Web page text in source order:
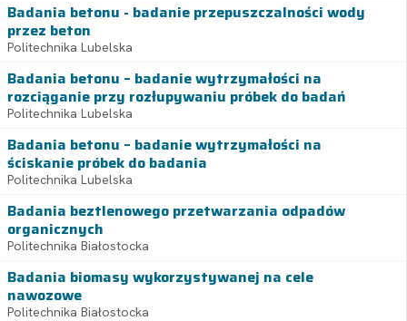
Badania betonu - badanie przepuszczalności wody
przez beton
Politechnika Lubelska
Badania betonu – badanie wytrzymałości na
rozciąganie przy rozłupywaniu próbek do badań
Politechnika Lubelska
Badania betonu – badanie wytrzymałości na
ściskanie próbek do badania
Politechnika Lubelska
Badania beztlenowego przetwarzania odpadów
organicznych
Politechnika Białostocka
Badania biomasy wykorzystywanej na cele
nawozowe
Politechnika Białostocka